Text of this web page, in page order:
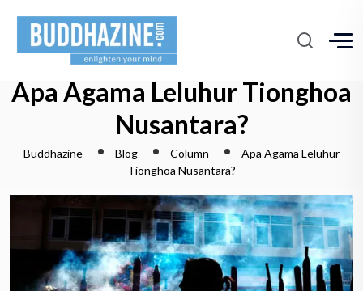
Apa Agama Leluhur Tionghoa
Nusantara?
Buddhazine Blog Column
Apa Agama Leluhur
Tionghoa Nusantara?